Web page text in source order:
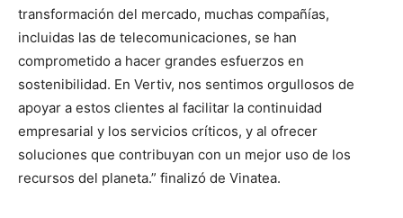
transformación del mercado, muchas compañías,
incluidas las de telecomunicaciones, se han
comprometido a hacer grandes esfuerzos en
sostenibilidad. En Vertiv, nos sentimos orgullosos de
apoyar a estos clientes al facilitar la continuidad
empresarial y los servicios críticos, y al ofrecer
soluciones que contribuyan con un mejor uso de los
recursos del planeta.” finalizó de Vinatea.